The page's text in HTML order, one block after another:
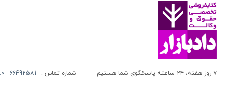
۷ روز هفته، ۲۴ ساعته پاسخگوی شما هستیم شماره تماس : 66492581 - 66413280 (021)